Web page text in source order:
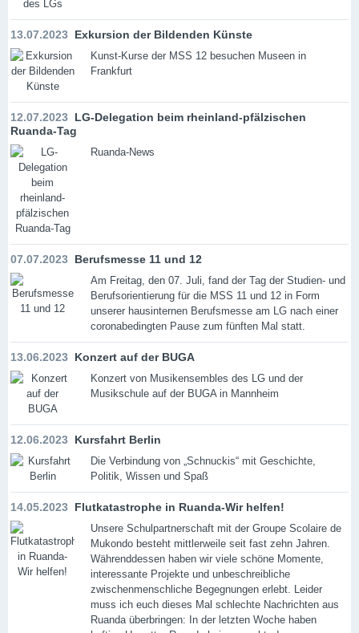
13.07.2023 Exkursion der Bildenden Künste
Kunst-Kurse der MSS 12 besuchen Museen in
Frankfurt
12.07.2023 LG-Delegation beim rheinland-pfälzischen
Ruanda-Tag
Ruanda-News
07.07.2023 Berufsmesse 11 und 12
Am Freitag, den 07. Juli, fand der Tag der Studien- und
Berufsorientierung für die MSS 11 und 12 in Form
unserer hausinternen Berufsmesse am LG nach einer
coronabedingten Pause zum fünften Mal statt.
13.06.2023 Konzert auf der BUGA
Konzert von Musikensembles des LG und der
Musikschule auf der BUGA in Mannheim
12.06.2023 Kursfahrt Berlin
Die Verbindung von „Schnuckis“ mit Geschichte,
Politik, Wissen und Spaß
14.05.2023 Flutkatastrophe in Ruanda-Wir helfen!
Unsere Schulpartnerschaft mit der Groupe Scolaire de
Mukondo besteht mittlerweile seit fast zehn Jahren.
Währenddessen haben wir viele schöne Momente,
interessante Projekte und unbeschreibliche
zwischenmenschliche Begegnungen erlebt. Leider
muss ich euch dieses Mal schlechte Nachrichten aus
Ruanda überbringen: In der letzten Woche haben